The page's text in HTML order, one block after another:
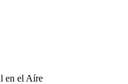
en el Aíre